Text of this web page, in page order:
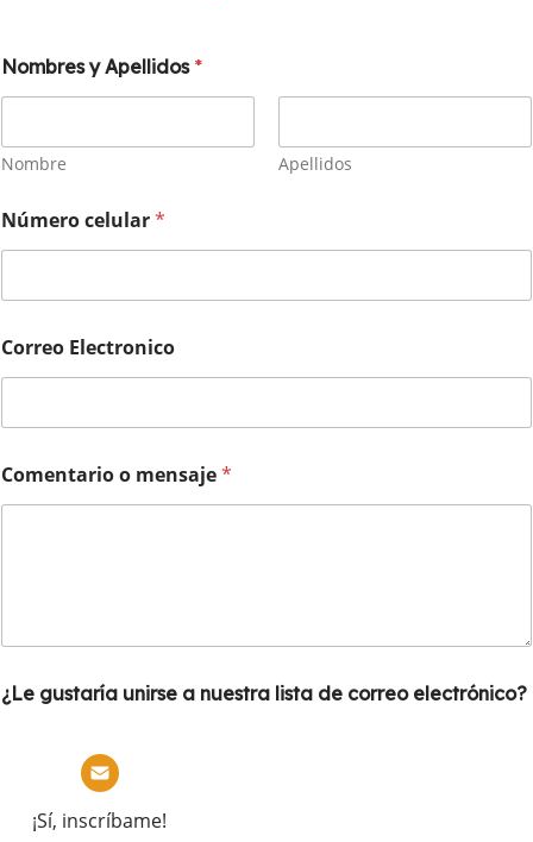
Nombres y Apellidos *
Nombre Apellidos
Número celular*
Correo Electronico
Comentario o mensaje*
¿Le gustaría unirse a nuestra lista de correo electrónico?
¡Sí, inscríbame!